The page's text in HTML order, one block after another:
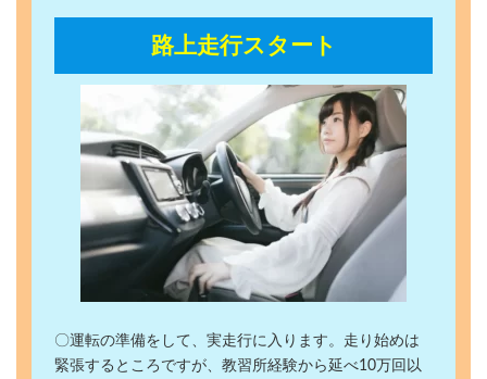
路上走行スタート
〇運転の準備をして、実走行に入ります。走り始めは
緊張するところですが、教習所経験から延べ10万回以